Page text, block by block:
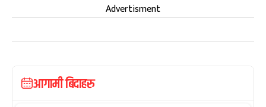
Advertisment
आगामी बिदाहरु